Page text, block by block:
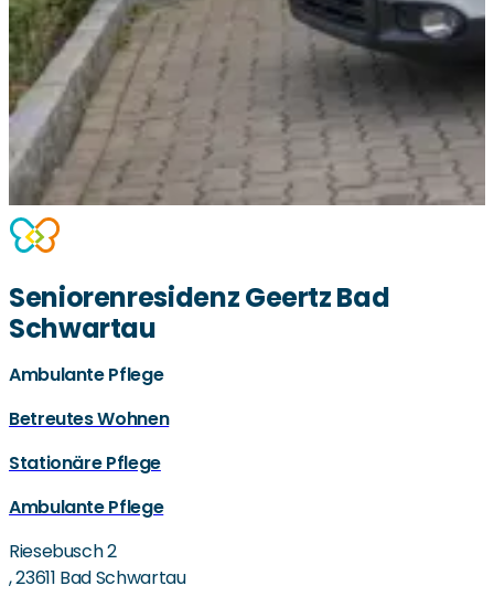
Seniorenresidenz Geertz Bad
Schwartau
Ambulante Pflege
Betreutes Wohnen
Stationäre Pflege
Ambulante Pflege
Riesebusch 2
,23611 Bad Schwartau